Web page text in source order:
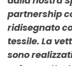
partnership
ridisegnato
tessile. La
sono